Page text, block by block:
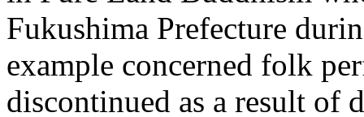
Fukushima Prefecture
example concerned folk
discontinued as a result of